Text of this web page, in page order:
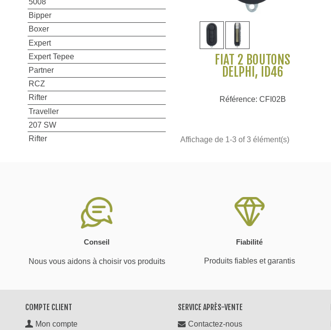
5008
Bipper
Boxer
Expert
Expert Tepee
Partner
RCZ
Rifter
Traveller
207 SW
Rifter
Voir plus
FIAT 2 BOUTONS
DELPHI, ID46
Référence: CFI02B
Affichage de 1-3 of 3 élément(s)
Conseil Fiabilité
Nous vous aidons à choisir vos produits Produits fiables et garantis
COMPTE CLIENT
Mon compte
SERVICE APRÈS-VENTE
Contactez-nous